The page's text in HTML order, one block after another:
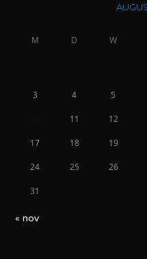
M D W
3 4 5
11 12
17 18 19
24 25 26
31
« nov